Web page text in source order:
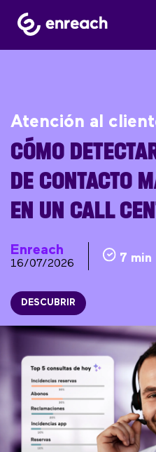
Atención al
CÓMO
DE CONTACTO
EN UN CALL
Enreach
16/07/2026 7 min
DESCUBRIR